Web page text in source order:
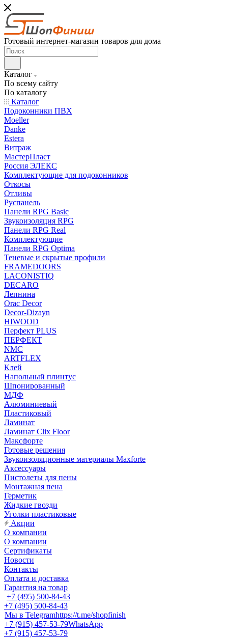
Готовый интернет-магазин товаров для дома
Каталог
По всему сайту
По каталогу
Каталог
Подоконники ПВХ
Moeller
Danke
Estera
Витраж
МастерПласт
Россия ЭЛЕКС
Комплектующие для подоконников
Откосы
Отливы
Руспанель
Панели RPG Basic
Звукоизоляция RPG
Панели RPG Real
Комплектующие
Панели RPG Optima
Теневые и скрытые профили
FRAMEDOORS
LACONISTIQ
DECARO
Лепнина
Orac Decor
Decor-Dizayn
HIWOOD
Перфект PLUS
ПЕРФЕКТ
NMC
ARTFLEX
Клей
Напольный плинтус
Шпонированный
МДФ
Алюминиевый
Пластиковый
Ламинат
Ламинат Clix Floor
Максфорте
Готовые решения
Звукоизоляционные материалы Maxforte
Аксессуары
Пистолеты для пены
Монтажная пена
Герметик
Жидкие гвозди
Уголки пластиковые
Акции
О компании
О компании
Сертификаты
Новости
Контакты
Оплата и доставка
Гарантия на товар
+7 (495) 500-84-43
+7 (495) 500-84-43
Мы в Telegramhttps://t.me/shopfinish
+7 (915) 457-53-79WhatsApp
+7 (915) 457-53-79